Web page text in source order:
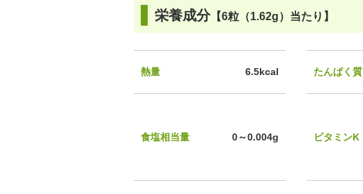
栄養成分【6粒（1.62g）当たり】
熱量 6.5kcal たんぱく質
食塩相当量 0～0.004g ビタミンK